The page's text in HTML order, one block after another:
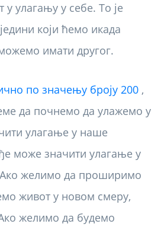
у улагању у себе. То је
који ћемо икада
имати другог.
по значењу броју 200 ,
да почнемо да улажемо у
улагање у наше
може значити улагање у
желимо да проширимо
живот у новом смеру,
желимо да будемо